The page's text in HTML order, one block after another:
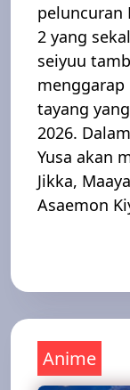
peluncuran
2 yang
seiyuu
tayang
2026.
Yusa akan
Jikka,
Asaemon
Anime